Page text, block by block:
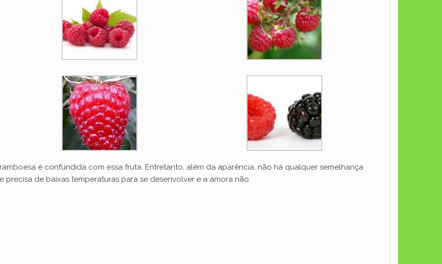
é confundida com essa fruta. Entretanto, além da aparência, não há qualquer semelhança
de baixas temperaturas para se desenvolver e a amora não.